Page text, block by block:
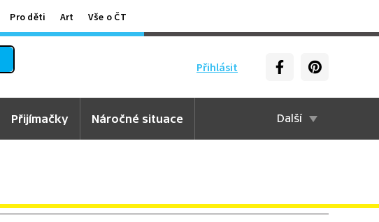
Pro děti Art Vše o ČT
Přihlásit
Přijímačky Náročné situace Další